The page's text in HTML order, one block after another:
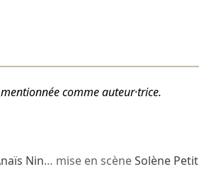
comme auteur·trice.
Nin… mise en scèneSolène Petit